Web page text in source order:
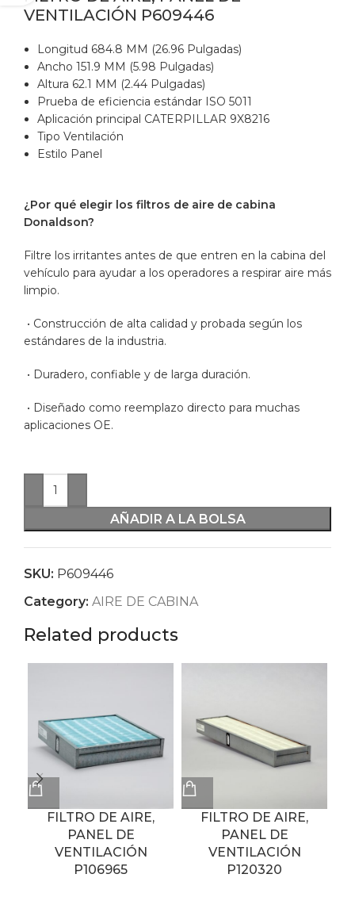
VENTILACIÓN P609446
Longitud 684.8 MM (26.96 Pulgadas)
Ancho 151.9 MM (5.98 Pulgadas)
Altura 62.1 MM (2.44 Pulgadas)
Prueba de eficiencia estándar ISO 5011
Aplicación principal CATERPILLAR 9X8216
Tipo Ventilación
Estilo Panel
¿Por qué elegir los filtros de aire de cabina
Donaldson?
Filtre los irritantes antes de que entren en la cabina del
vehículo para ayudar a los operadores a respirar aire más
limpio.
• Construcción de alta calidad y probada según los
estándares de la industria.
• Duradero, confiable y de larga duración.
• Diseñado como reemplazo directo para muchas
aplicaciones OE.
AÑADIR A LA BOLSA
SKU: P609446
Category: AIRE DE CABINA
Related products
FILTRO DE AIRE,
PANEL DE
VENTILACIÓN
P106965
FILTRO DE AIRE,
PANEL DE
VENTILACIÓN
P120320